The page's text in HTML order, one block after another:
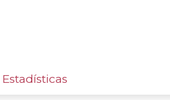
Estadísticas